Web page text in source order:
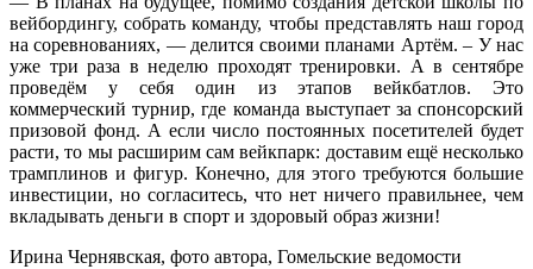
вейбордингу, собрать команду, чтобы представлять наш город
на соревнованиях, — делится своими планами Артём. – У нас
уже три раза в неделю проходят тренировки. А в сентябре
проведём у себя один из этапов вейкбатлов. Это
коммерческий турнир, где команда выступает за спонсорский
призовой фонд. А если число постоянных посетителей будет
расти, то мы расширим сам вейкпарк: доставим ещё несколько
трамплинов и фигур. Конечно, для этого требуются большие
инвестиции, но согласитесь, что нет ничего правильнее, чем
вкладывать деньги в спорт и здоровый образ жизни!
Ирина Чернявская, фото автора, Гомельские ведомости